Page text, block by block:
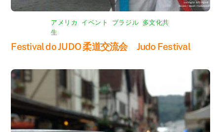
アメリカ イベント ブラジル 多文化共
生
Festival do JUDO 柔道交流会 Judo Festival